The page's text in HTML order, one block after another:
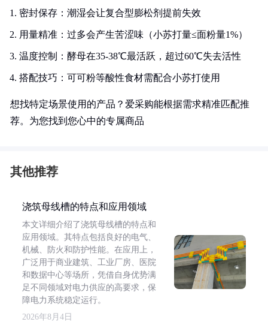
密封保存：潮湿会让复合型膨松剂提前失效
用量精准：过多会产生苦涩味（小苏打量≤面粉量1%）
温度控制：酵母在35-38℃最活跃，超过60℃失去活性
搭配技巧：可可粉等酸性食材需配合小苏打使用
想找特定场景使用的产品？爱采购能根据需求精准匹配推
荐。为您找到您心中的专属商品
其他推荐
浇筑母线槽的特点和应用领域
本文详细介绍了浇筑母线槽的特点和
应用领域。其特点包括良好的电气、
机械、防火和防护性能。在应用上，
广泛用于商业建筑、工业厂房、医院
和数据中心等场所，凭借自身优势满
足不同领域对电力供应的高要求，保
障电力系统稳定运行。
2026年8月4日